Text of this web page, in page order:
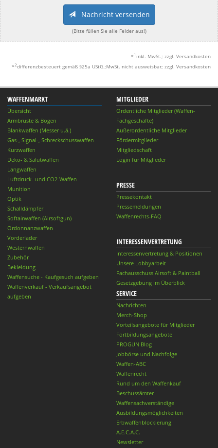
Nachricht versenden
(Bitte füllen Sie alle Felder aus!)
* 1 inkl. MwSt.; zzgl. Versandkosten
*2differenzbesteuert gemäß §25a UStG.;MwSt. nicht ausweisbar; zzgl. Versandkosten
WAFFENMARKT
Übersicht
Armbrüste & Bögen
Blankwaffen (Messer u.ä.)
Gas-, Signal-, Schreckschusswaffen
Kurzwaffen
Deko- & Salutwaffen
Langwaffen
Luftdruck- und CO2-Waffen
Munition
Optik
Schalldämpfer
Softairwaffen (Airsoftgun)
Ordonnanzwaffen
Vorderlader
Westernwaffen
Zubehör
Bekleidung
Waffensuche - Kaufgesuch aufgeben
Waffenverkauf - Verkaufsangebot
aufgeben
MITGLIEDER
Ordentliche Mitglieder (Waffen-
Fachgeschäfte)
Außerordentliche Mitglieder
Fördermitglieder
Mitgliedschaft
Login für Mitglieder
PRESSE
Pressekontakt
Pressemeldungen
Waffenrechts-FAQ
INTERESSENVERTRETUNG
Interessenvertretung & Positionen
Unsere Lobbyarbeit
Fachausschuss Airsoft & Paintball
Gesetzgebung im Überblick
SERVICE
Nachrichten
Merch-Shop
Vorteilsangebote für Mitglieder
Fortbildungsangebote
PROGUN Blog
Jobbörse und Nachfolge
Waffen-ABC
Waffenrecht
Rund um den Waffenkauf
Beschussämter
Waffensachverständige
Ausbildungsmöglichkeiten
Erbwaffenblockierung
A.E.C.A.C.
Newsletter